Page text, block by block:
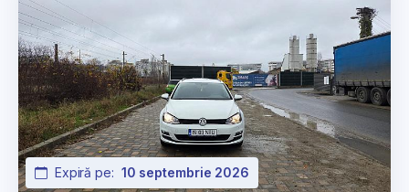
Expiră pe: 10 septembrie 2026